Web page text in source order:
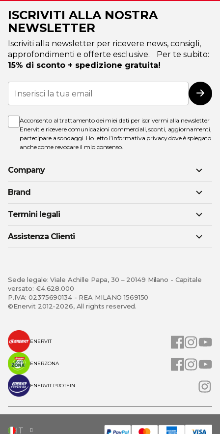
ISCRIVITI ALLA NOSTRA
NEWSLETTER
Iscriviti alla newsletter per ricevere news, consigli,
approfondimenti e offerte esclusive. Per te subito:
15% di sconto + spedizione gratuita!
Iscriviti
alla
nostra
Acconsento al trattamento dei miei dati per iscrivermi alla newsletter
Enervit e ricevere comunicazioni commerciali, sconti, aggiornamenti,
partecipare a sondaggi. Ho letto l’informativa privacydove è spiegato
anche come revocare il mio consenso.
Company
Brand
Termini legali
Assistenza Clienti
Sede legale: Viale Achille Papa, 30 – 20149 Milano - Capitale
versato: €4.628.000
P.IVA: 02375690134 - REA MILANO 1569150
©Enervit 2012-2026, All rights reserved.
ENERVIT
ENERZONA
ENERVIT PROTEIN
SELEZIONA
IT